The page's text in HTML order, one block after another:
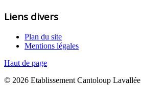
Liens divers
Plan du site
Mentions légales
Haut de page
© 2026 Etablissement Cantoloup Lavallée